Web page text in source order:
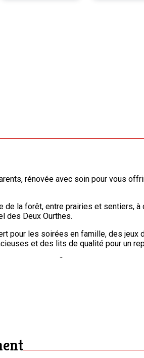
rénovée avec soin pour vous
la forêt, entre prairies et sentiers, à
des Deux Ourthes.
pour les soirées en famille, des jeux
et des lits de qualité pour un
pour profiter du barbecue, des
des moutons, des poules et récolter
ou d’un apéro face à la campagne.